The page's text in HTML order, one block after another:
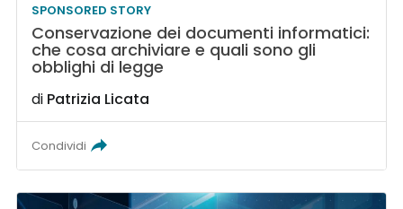
SPONSORED STORY
Conservazione dei documenti informatici:
che cosa archiviare e quali sono gli
obblighi di legge
di Patrizia Licata
Condividi